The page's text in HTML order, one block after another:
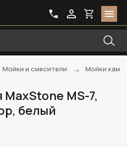
Мойки и смесители Мойки
MS-7,
белый